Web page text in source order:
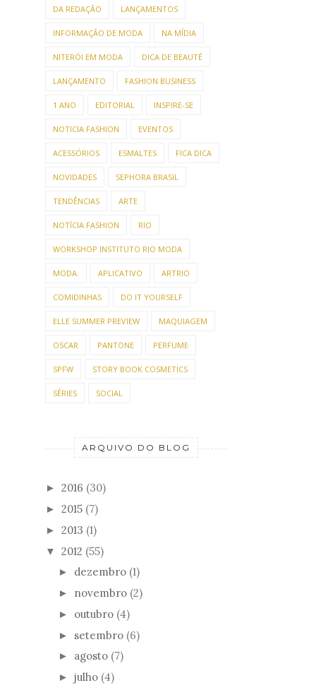
DA REDAÇÃO LANÇAMENTOS
INFORMAÇÃO DE MODA NA MÍDIA
NITERÓI EM MODA DICA DE BEAUTÉ
LANÇAMENTO FASHION BUSINESS
1 ANO EDITORIAL INSPIRE-SE
NOTICIA FASHION EVENTOS
ACESSÓRIOS ESMALTES FICA DICA
NOVIDADES SEPHORA BRASIL
TENDÊNCIAS ARTE
NOTÍCIA FASHION RIO
WORKSHOP INSTITUTO RIO MODA
MODA. APLICATIVO ARTRIO
COMIDINHAS DO IT YOURSELF
ELLE SUMMER PREVIEW MAQUIAGEM
OSCAR PANTONE PERFUME
SPFW STORY BOOK COSMETICS
SÉRIES SOCIAL
ARQUIVO DO BLOG
► 2016 (30)
► 2015 (7)
► 2013 (1)
▼ 2012 (55)
► dezembro (1)
► novembro (2)
► outubro (4)
► setembro (6)
► agosto (7)
► julho (4)